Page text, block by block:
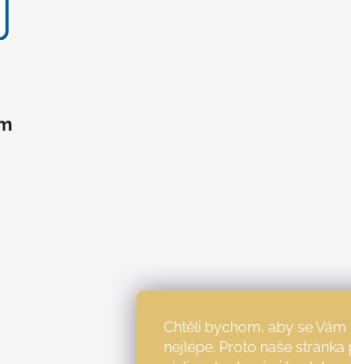
Chtěli bychom, aby se
nejlépe. Proto naše